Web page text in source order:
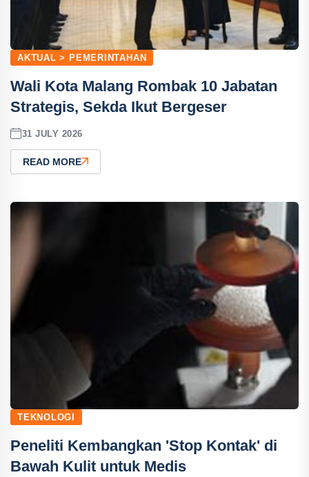
AKTUAL > PEMERINTAHAN
Wali Kota Malang Rombak 10 Jabatan
Strategis, Sekda Ikut Bergeser
31 JULY 2026
READ MORE
TEKNOLOGI
Peneliti Kembangkan 'Stop Kontak' di
Bawah Kulit untuk Medis